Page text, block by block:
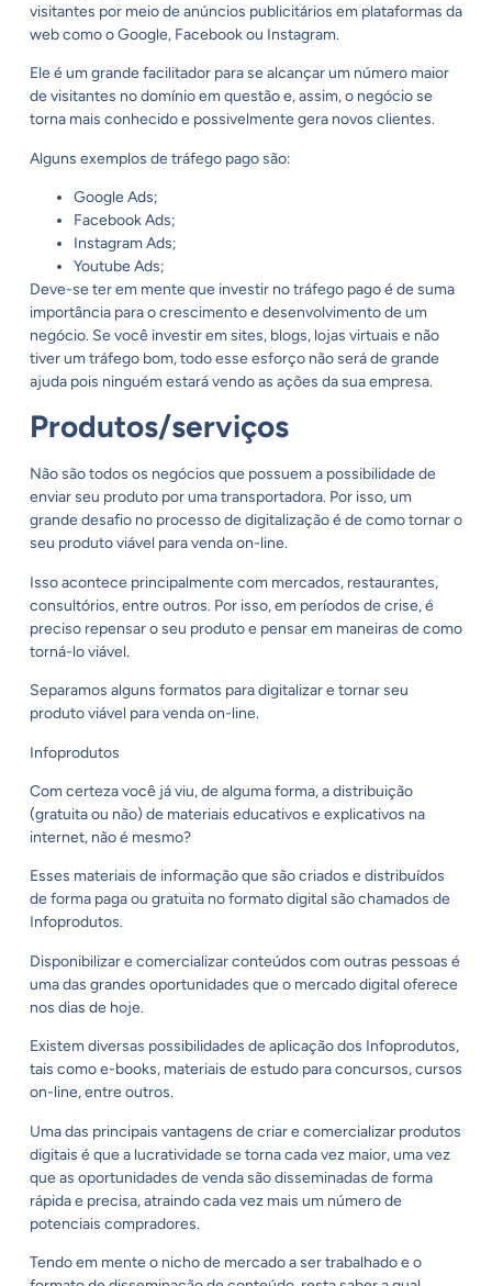
visitantes por meio de anúncios publicitários em plataformas da
web como o Google, Facebook ou Instagram.
Ele é um grande facilitador para se alcançar um número maior
de visitantes no domínio em questão e, assim, o negócio se
torna mais conhecido e possivelmente gera novos clientes.
Alguns exemplos de tráfego pago são:
Google Ads;
Facebook Ads;
Instagram Ads;
Youtube Ads;
Deve-se ter em mente que investir no tráfego pago é de suma
importância para o crescimento e desenvolvimento de um
negócio. Se você investir em sites, blogs, lojas virtuais e não
tiver um tráfego bom, todo esse esforço não será de grande
ajuda pois ninguém estará vendo as ações da sua empresa.
Produtos/serviços
Não são todos os negócios que possuem a possibilidade de
enviar seu produto por uma transportadora. Por isso, um
grande desafio no processo de digitalização é de como tornar o
seu produto viável para venda on-line.
Isso acontece principalmente com mercados, restaurantes,
consultórios, entre outros. Por isso, em períodos de crise, é
preciso repensar o seu produto e pensar em maneiras de como
torná-lo viável.
Separamos alguns formatos para digitalizar e tornar seu
produto viável para venda on-line.
Infoprodutos
Com certeza você já viu, de alguma forma, a distribuição
(gratuita ou não) de materiais educativos e explicativos na
internet, não é mesmo?
Esses materiais de informação que são criados e distribuídos
de forma paga ou gratuita no formato digital são chamados de
Infoprodutos.
Disponibilizar e comercializar conteúdos com outras pessoas é
uma das grandes oportunidades que o mercado digital oferece
nos dias de hoje.
Existem diversas possibilidades de aplicação dos Infoprodutos,
tais como e-books, materiais de estudo para concursos, cursos
on-line, entre outros.
Uma das principais vantagens de criar e comercializar produtos
digitais é que a lucratividade se torna cada vez maior, uma vez
que as oportunidades de venda são disseminadas de forma
rápida e precisa, atraindo cada vez mais um número de
potenciais compradores.
Tendo em mente o nicho de mercado a ser trabalhado e o